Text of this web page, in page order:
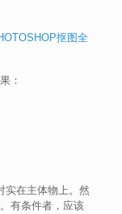
抠图全
：
实在主体物上。然
有条件者，应该